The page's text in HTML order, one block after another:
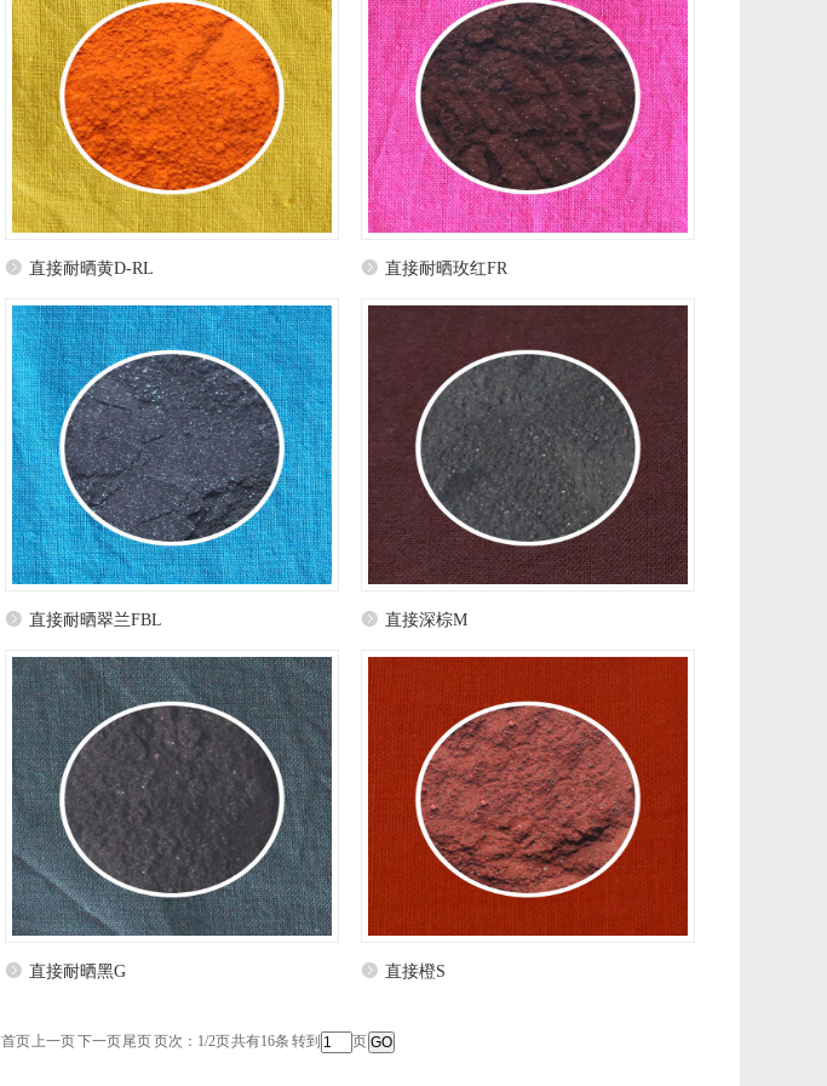
直接耐晒黄D-RL 直接耐晒玫红FR
直接耐晒翠兰FBL 直接深棕M
直接耐晒黑G 直接橙S
首页 上一页下一页尾页页次：1/2页 共有16条 转到 页